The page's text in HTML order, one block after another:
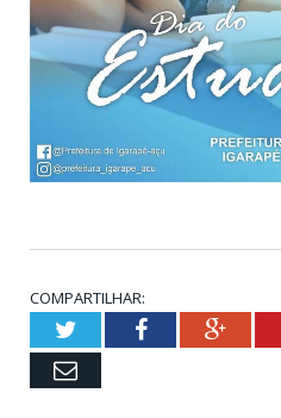
COMPARTILHAR:
TwitterFacebook
Email